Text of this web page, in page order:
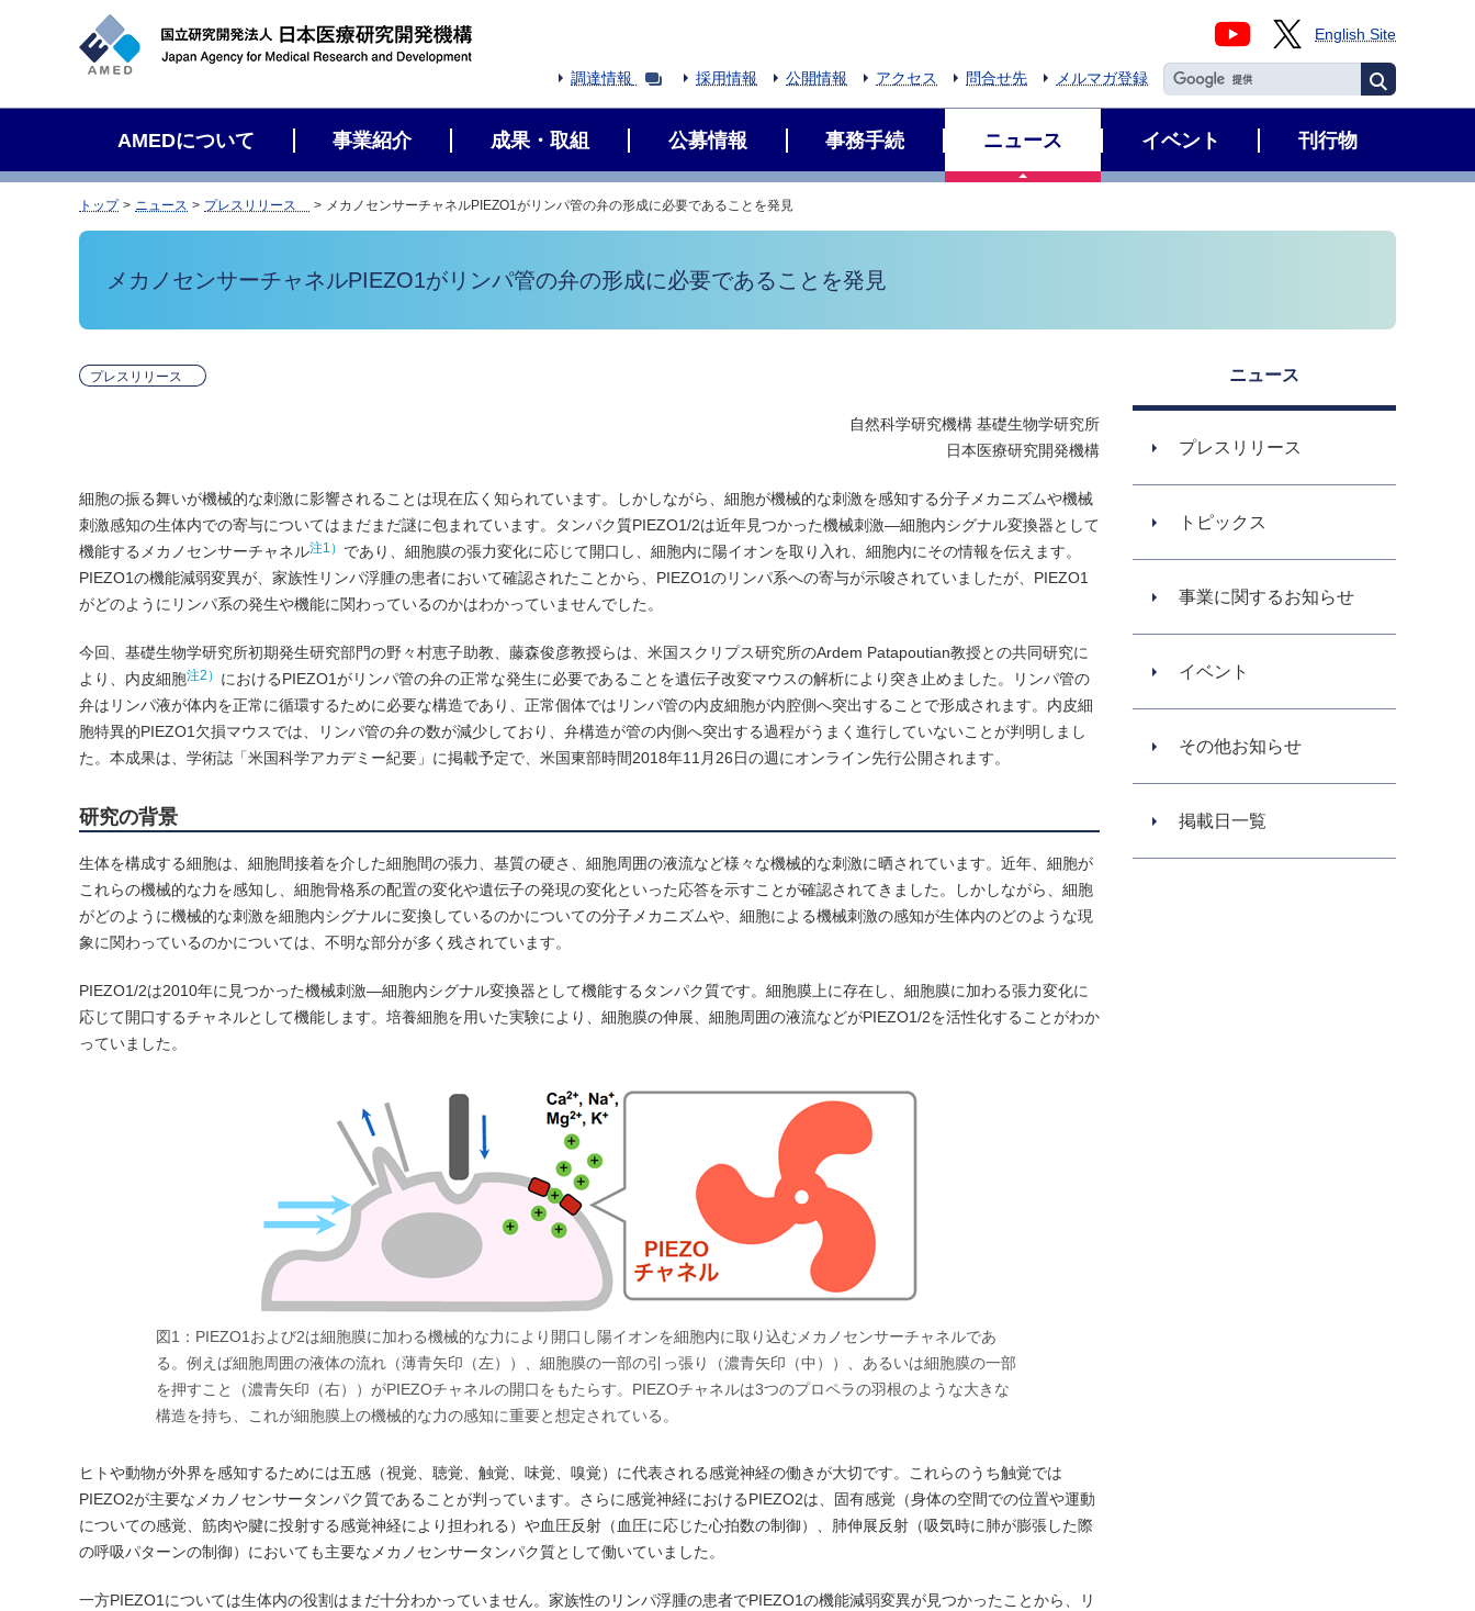
English Site
調達情報 採用情報 公開情報 アクセス 問合せ先 メルマガ登録
AMEDについて 事業紹介 成果・取組 公募情報 事務手続 ニュース イベント 刊行物
トップ ニュース プレスリリース メカノセンサーチャネルPIEZO1がリンパ管の弁の形成に必要であることを発見
メカノセンサーチャネルPIEZO1がリンパ管の弁の形成に必要であることを発見
プレスリリース
自然科学研究機構 基礎生物学研究所
日本医療研究開発機構
細胞の振る舞いが機械的な刺激に影響されることは現在広く知られています。しかしながら、細胞が機械的な刺激を感知する分子メカニズムや機械
刺激感知の生体内での寄与についてはまだまだ謎に包まれています。タンパク質PIEZO1/2は近年見つかった機械刺激―細胞内シグナル変換器として
機能するメカノセンサーチャネル注1） であり、細胞膜の張力変化に応じて開口し、細胞内に陽イオンを取り入れ、細胞内にその情報を伝えます。
PIEZO1の機能減弱変異が、家族性リンパ浮腫の患者において確認されたことから、PIEZO1のリンパ系への寄与が示唆されていましたが、PIEZO1
がどのようにリンパ系の発生や機能に関わっているのかはわかっていませんでした。
今回、基礎生物学研究所初期発生研究部門の野々村恵子助教、藤森俊彦教授らは、米国スクリプス研究所のArdem Patapoutian教授との共同研究に
より、内皮細胞注2） におけるPIEZO1がリンパ管の弁の正常な発生に必要であることを遺伝子改変マウスの解析により突き止めました。リンパ管の
弁はリンパ液が体内を正常に循環するために必要な構造であり、正常個体ではリンパ管の内皮細胞が内腔側へ突出することで形成されます。内皮細
胞特異的PIEZO1欠損マウスでは、リンパ管の弁の数が減少しており、弁構造が管の内側へ突出する過程がうまく進行していないことが判明しまし
た。本成果は、学術誌「米国科学アカデミー紀要」に掲載予定で、米国東部時間2018年11月26日の週にオンライン先行公開されます。
研究の背景
生体を構成する細胞は、細胞間接着を介した細胞間の張力、基質の硬さ、細胞周囲の液流など様々な機械的な刺激に晒されています。近年、細胞が
これらの機械的な力を感知し、細胞骨格系の配置の変化や遺伝子の発現の変化といった応答を示すことが確認されてきました。しかしながら、細胞
がどのように機械的な刺激を細胞内シグナルに変換しているのかについての分子メカニズムや、細胞による機械刺激の感知が生体内のどのような現
象に関わっているのかについては、不明な部分が多く残されています。
PIEZO1/2は2010年に見つかった機械刺激―細胞内シグナル変換器として機能するタンパク質です。細胞膜上に存在し、細胞膜に加わる張力変化に
応じて開口するチャネルとして機能します。培養細胞を用いた実験により、細胞膜の伸展、細胞周囲の液流などがPIEZO1/2を活性化することがわか
っていました。
図1：PIEZO1および2は細胞膜に加わる機械的な力により開口し陽イオンを細胞内に取り込むメカノセンサーチャネルであ
る。例えば細胞周囲の液体の流れ（薄青矢印（左））、細胞膜の一部の引っ張り（濃青矢印（中））、あるいは細胞膜の一部
を押すこと（濃青矢印（右））がPIEZOチャネルの開口をもたらす。PIEZOチャネルは3つのプロペラの羽根のような大きな
構造を持ち、これが細胞膜上の機械的な力の感知に重要と想定されている。
ヒトや動物が外界を感知するためには五感（視覚、聴覚、触覚、味覚、嗅覚）に代表される感覚神経の働きが大切です。これらのうち触覚では
PIEZO2が主要なメカノセンサータンパク質であることが判っています。さらに感覚神経におけるPIEZO2は、固有感覚（身体の空間での位置や運動
についての感覚、筋肉や腱に投射する感覚神経により担われる）や血圧反射（血圧に応じた心拍数の制御）、肺伸展反射（吸気時に肺が膨張した際
の呼吸パターンの制御）においても主要なメカノセンサータンパク質として働いていました。
一方PIEZO1については生体内の役割はまだ十分わかっていません。家族性のリンパ浮腫の患者でPIEZO1の機能減弱変異が見つかったことから、リ
ニュース
プレスリリース
トピックス
事業に関するお知らせ
イベント
その他お知らせ
掲載日一覧